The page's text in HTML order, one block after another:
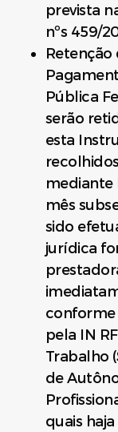
prevista
nºs 459/
Retenção
Pública
serão
esta
mediante
mês
sido
jurídica
conforme
pela IN
Trabalho
de
quais